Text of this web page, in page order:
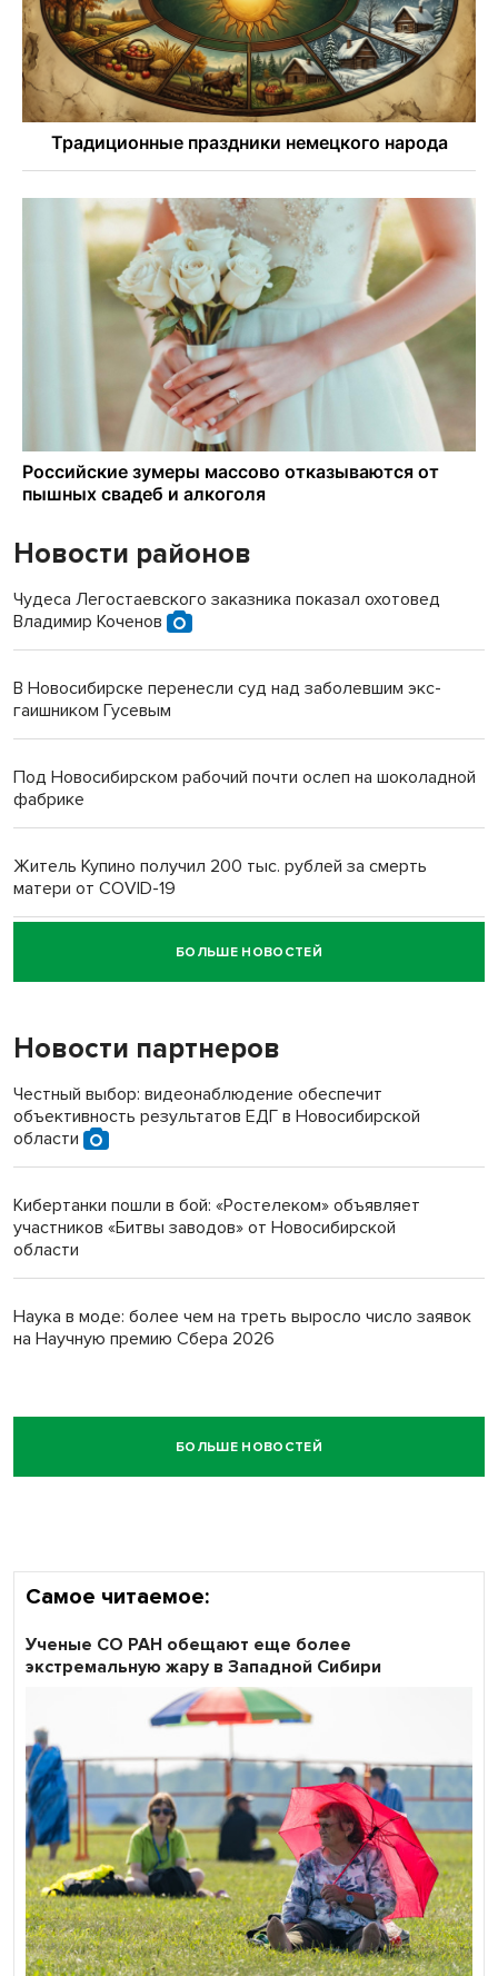
Новости районов
Чудеса Легостаевского заказника показал охотовед
Владимир Коченов
В Новосибирске перенесли суд над заболевшим экс-
гаишником Гусевым
Под Новосибирском рабочий почти ослеп на шоколадной
фабрике
Житель Купино получил 200 тыс. рублей за смерть
матери от COVID-19
Новосибирский суд наказал водителя за смерть
пенсионерки на вокзале
БОЛЬШЕ НОВОСТЕЙ
Новости партнеров
Честный выбор: видеонаблюдение обеспечит
объективность результатов ЕДГ в Новосибирской
области
Кибертанки пошли в бой: «Ростелеком» объявляет
участников «Битвы заводов» от Новосибирской
области
Наука в моде: более чем на треть выросло число заявок
на Научную премию Сбера 2026
БОЛЬШЕ НОВОСТЕЙ
Самое читаемое:
Ученые СО РАН обещают еще более
экстремальную жару в Западной Сибири